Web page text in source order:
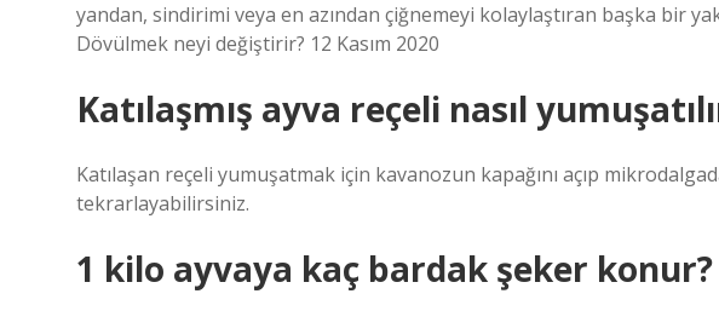
yandan, sindirimi veya en azından çiğnemeyi kolaylaştıran başka bir
Dövülmek neyi değiştirir? 12 Kasım 2020
Katılaşmış ayva reçeli nasıl
Katılaşan reçeli yumuşatmak için kavanozun kapağını açıp
tekrarlayabilirsiniz.
1 kilo ayvaya kaç bardak şeker konur?